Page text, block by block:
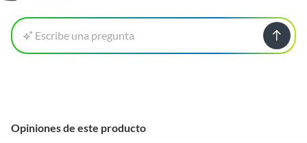
Escribe una pregunta
Opiniones de este producto